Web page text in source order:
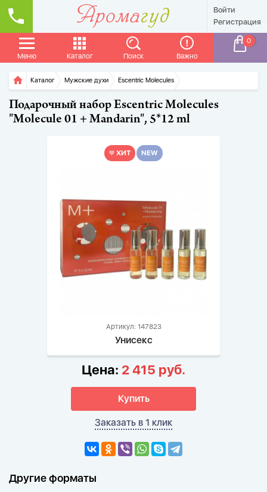
Войти
Регистрация
Меню Каталог Поиск Важно
0
Главная
Каталог Мужские духи Escentric Molecules
Подарочный набор Escentric Molecules
"Molecule 01 + Mandarin", 5*12 ml
ХИТ NEW
Артикул: 147823
Унисекс
Цена: 2 415 руб.
Купить
Заказать в 1 клик
Другие форматы